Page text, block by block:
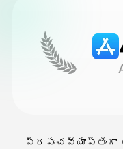
ప్రపంచవ్యాప్తంగా